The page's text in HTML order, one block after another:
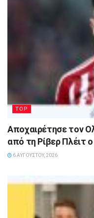
TOP
Αποχαιρέτησε τον
από τη Ρίβερ Πλέιτ
6 ΑΥΓΟΎΣΤΟΥ, 2026